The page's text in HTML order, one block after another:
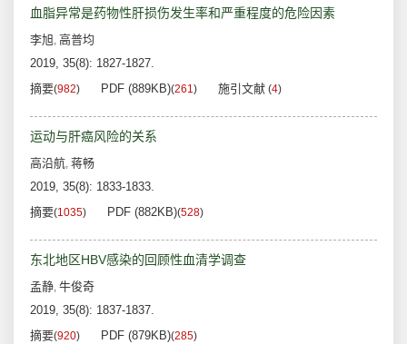
血脂异常是药物性肝损伤发生率和严重程度的危险因素
李旭, 高普均
2019, 35(8): 1827-1827.
摘要(982) PDF (889KB)(261) 施引文献 (4)
运动与肝癌风险的关系
高沿航, 蒋畅
2019, 35(8): 1833-1833.
摘要(1035) PDF (882KB)(528)
东北地区HBV感染的回顾性血清学调查
孟静, 牛俊奇
2019, 35(8): 1837-1837.
摘要(920) PDF (879KB)(285)